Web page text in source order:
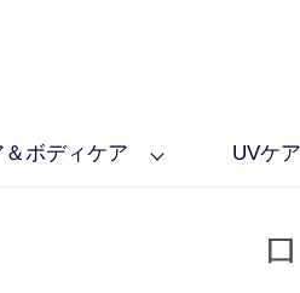
＆ボディケア UVケア